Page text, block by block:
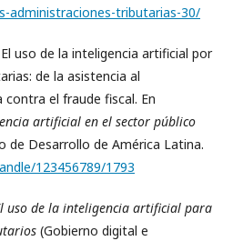
administraciones-tributarias-30/
uso de la inteligencia artificial por
de la asistencia al
el fraude fiscal. En
artificial en el sector público
de Desarrollo de América Latina.
123456789/1793
uso de la inteligencia artificial para
(Gobierno digital e